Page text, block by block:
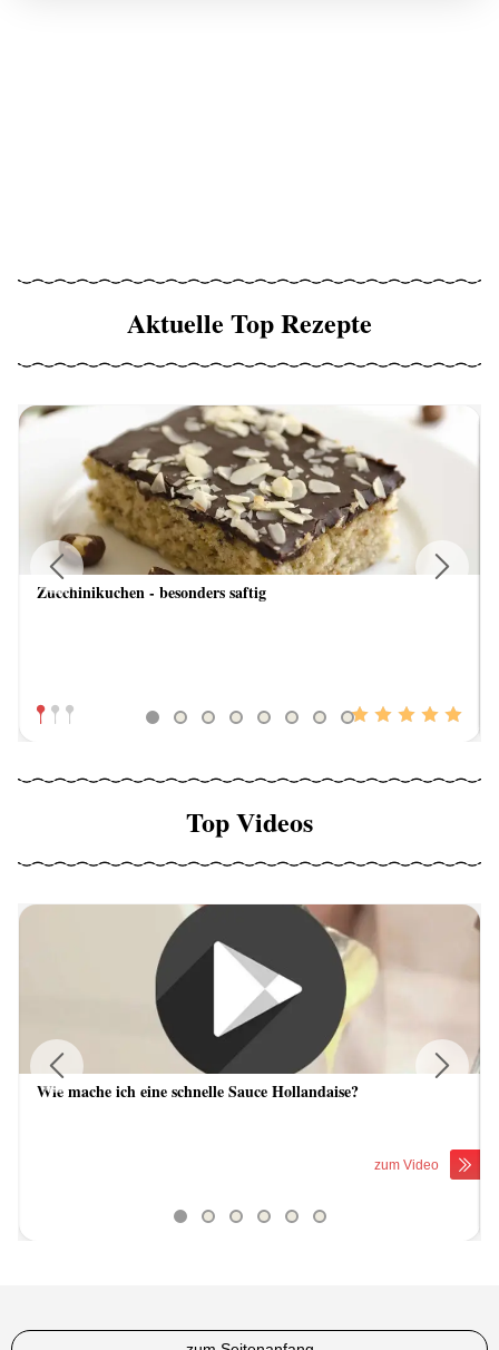
Aktuelle Top Rezepte
Zucchinikuchen - besonders saftig
Previous
Top Videos
Wie mache ich eine schnelle Sauce Hollandaise?
zum Video
Previous